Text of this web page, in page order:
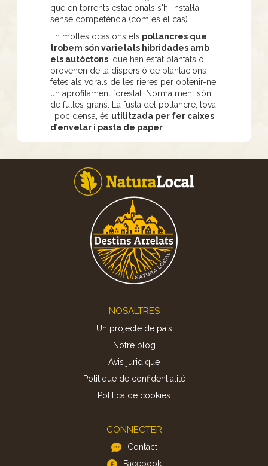
que en torrents estacionals s'hi instal·la
sense competència (com és el cas).
En moltes ocasions els pollancres que
trobem són varietats hibridades amb
els autòctons , que han estat plantats o
provenen de la dispersió de plantacions
fetes als vorals de les rieres per obtenir-ne
un aprofitament forestal. Normalment són
de fulles grans. La fusta del pollancre, tova
i poc densa, és utilitzada per fer caixes
d’envelar i pasta de paper
NOSALTRES
Un projecte de país
Notre blog
Avis juridique
Politique de confidentialité
Politica de cookies
CONNECTER
Contact
Facebook